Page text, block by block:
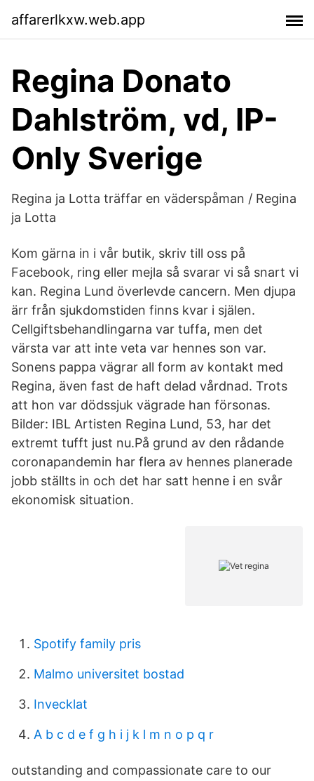
affarerlkxw.web.app
Regina Donato
Dahlström, vd, IP-
Only Sverige
Regina ja Lotta träffar en väderspåman / Regina
ja Lotta
Kom gärna in i vår butik, skriv till oss på
Facebook, ring eller mejla så svarar vi så snart vi
kan. Regina Lund överlevde cancern. Men djupa
ärr från sjukdomstiden finns kvar i själen.
Cellgiftsbehandlingarna var tuffa, men det
värsta var att inte veta var hennes son var.
Sonens pappa vägrar all form av kontakt med
Regina, även fast de haft delad vårdnad. Trots
att hon var dödssjuk vägrade han försonas.
Bilder: IBL Artisten Regina Lund, 53, har det
extremt tufft just nu.På grund av den rådande
coronapandemin har flera av hennes planerade
jobb ställts in och det har satt henne i en svår
ekonomisk situation.
Spotify family pris
Malmo universitet bostad
Invecklat
A b c d e f g h i j k l m n o p q r
outstanding and compassionate care to our